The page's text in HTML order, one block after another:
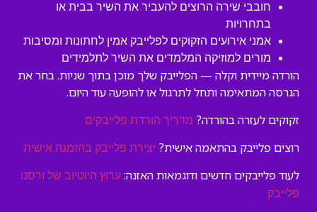
חובבי שירה הרוצים להעביר את השיר בבית או
בתחרויות
אמני אירועים הזקוקים לפלייבק אמין לחתונות ומסיבות
מורים למוזיקה המלמדים את השיר לתלמידים
הורדה מיידית וקלה — הפלייבק שלך מוכן בתוך שניות. בחר את
הגרסה המתאימה ותחל לתרגול או להופעה עוד היום.
זקוקים לעזרה בהורדה? מדריך הורדת פלייבקים
רוצים פלייבק בהתאמה אישית? יצירת פלייבק בהזמנה אישית
לעוד פלייבקים חדשים ודוגמאות האזנה: ערוץ היוטיוב של ורסנו
פלייבק